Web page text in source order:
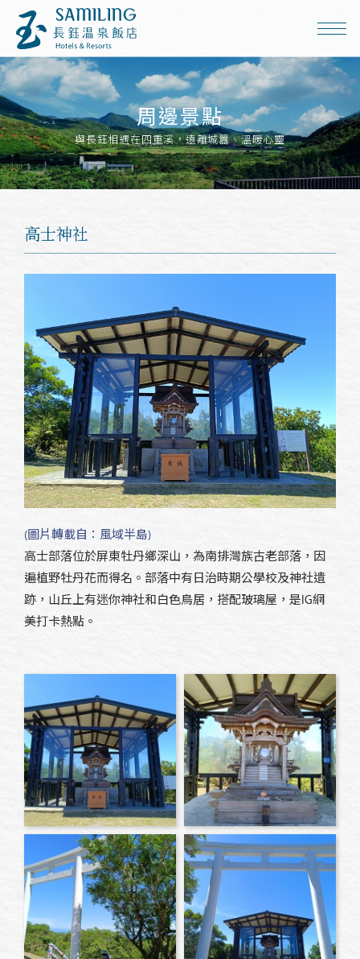
周邊景點
與長鈺相遇在四重溪，遠離城囂、溫暖心靈
高士神社
(圖片轉載自：風域半島)
高士部落位於屏東牡丹鄉深山，為南排灣族古老部落，因
遍植野牡丹花而得名。部落中有日治時期公學校及神社遺
跡，山丘上有迷你神社和白色鳥居，搭配玻璃屋，是IG網
美打卡熱點。